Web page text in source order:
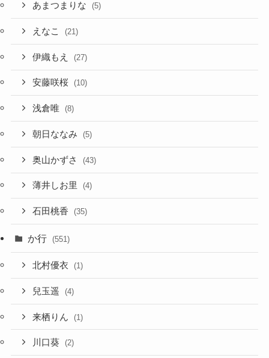
あまつまりな (5)
えなこ (21)
伊織もえ (27)
安藤咲桜 (10)
浅倉唯 (8)
朝日ななみ (5)
奥山かずさ (43)
薄井しお里 (4)
石田桃香 (35)
か行 (551)
北村優衣 (1)
兒玉遥 (4)
来栖りん (1)
川口葵 (2)